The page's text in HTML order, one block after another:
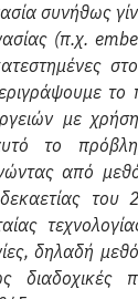
συνήθως
(π.χ.
με
το
από
του
δηλαδή
διαδοχικές